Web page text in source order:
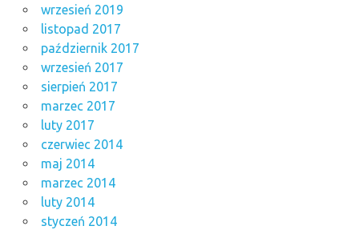
wrzesień 2019
listopad 2017
październik 2017
wrzesień 2017
sierpień 2017
marzec 2017
luty 2017
czerwiec 2014
maj 2014
marzec 2014
luty 2014
styczeń 2014